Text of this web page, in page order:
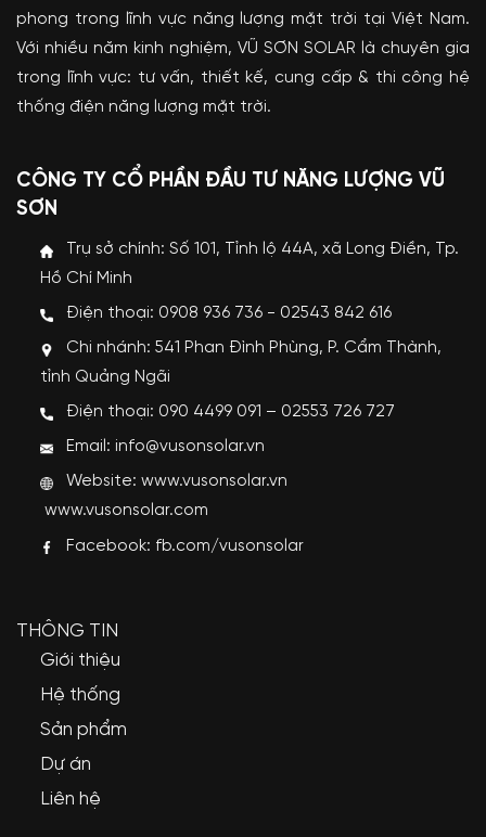
phong trong lĩnh vực năng lượng mặt trời tại Việt Nam.
Với nhiều năm kinh nghiệm, VŨ SƠN SOLAR là chuyên gia
trong lĩnh vực: tư vấn, thiết kế, cung cấp & thi công hệ
thống điện năng lượng mặt trời.
CÔNG TY CỔ PHẦN ĐẦU TƯ NĂNG LƯỢNG VŨ
SƠN
Trụ sở chính: Số 101, Tỉnh lộ 44A, xã Long Điền, Tp.
Hồ Chí Minh
Điện thoại: 0908 936 736 - 02543 842 616
Chi nhánh: 541 Phan Đình Phùng, P. Cẩm Thành,
tỉnh Quảng Ngãi
Điện thoại: 090 4499 091 – 02553 726 727
Email: info@vusonsolar.vn
Website:www.vusonsolar.vn
www.vusonsolar.com
Facebook: fb.com/vusonsolar
THÔNG TIN
Giới thiệu
Hệ thống
Sản phẩm
Dự án
Liên hệ